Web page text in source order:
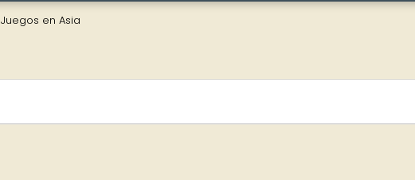
Juegos en Asia